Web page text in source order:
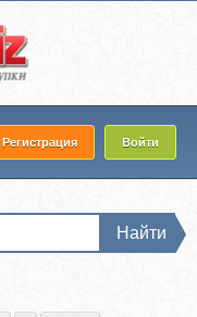
Регистрация Войти
Найти